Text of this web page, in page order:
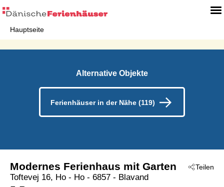
Hauptseite
Alternative Objekte
Ferienhäuser in der Nähe (119)
Teilen
Modernes Ferienhaus mit Garten
Toftevej 16, Ho - Ho - 6857 - Blavand